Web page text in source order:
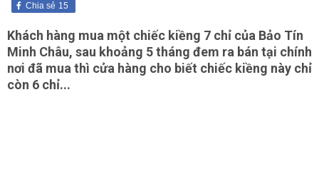
15
Chia sẻ
Khách hàng mua một chiếc kiềng 7 chỉ của Bảo Tín
Minh Châu, sau khoảng 5 tháng đem ra bán tại chính
nơi đã mua thì cửa hàng cho biết chiếc kiềng này chỉ
còn 6 chỉ...